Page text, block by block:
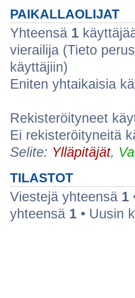
PAIKALLAOLIJAT
Yhteensä 1
vierailija (Tieto
käyttäjiin)
Eniten yhtaikaisia
Rekisteröityneet
Ei rekisteröityneitä
Selite: Ylläpitäjät,
TILASTOT
Viestejä yhteensä 1
yhteensä 1 • Uusin